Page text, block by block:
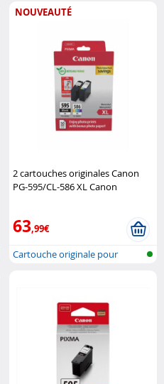
NOUVEAUTÉ
2 cartouches originales Canon
PG-595/CL-586 XL Canon
63,99€
Cartouche originale pour